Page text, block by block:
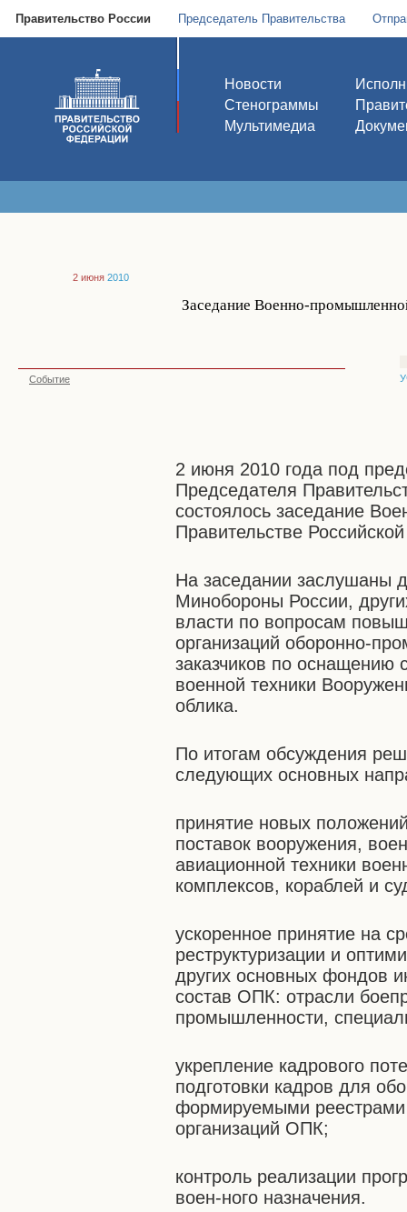
Правительство России Председатель Правительства
Новости
Стенограммы
Мультимедиа
2 июня 2010
Заседание Военно-
Событие
2 июня 2010 года под
Председателя
состоялось заседание
Правительстве
На заседании заслушаны
Минобороны России,
власти по вопросам
организаций оборонно-
заказчиков по
военной техники
облика.
По итогам обсуждения
следующих основных
принятие новых
поставок вооружения,
авиационной техники
комплексов, кораблей и
ускоренное принятие на
реструктуризации и
других основных фондов
состав ОПК: отрасли
промышленности,
укрепление кадрового
подготовки кадров для
формируемыми реестрами
организаций ОПК;
контроль реализации
воен-ного назначения.